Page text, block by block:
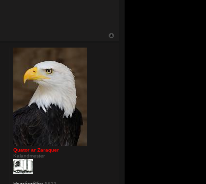
Quator ar Zaraquer
Kalandmester